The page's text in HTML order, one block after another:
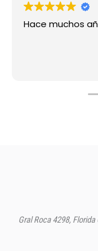
Hace muchos
Gral Roca 4298,